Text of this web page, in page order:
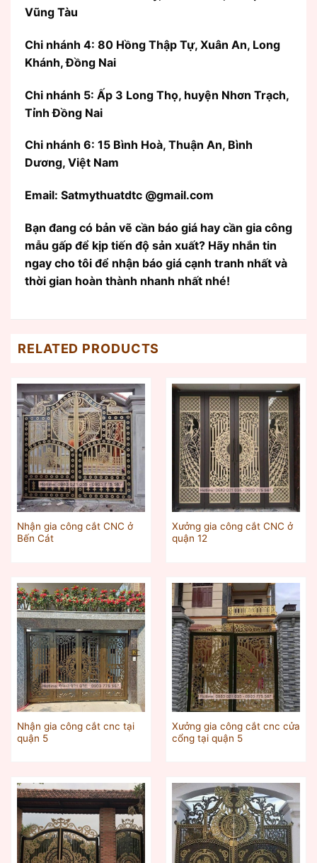
Vũng Tàu
Chi nhánh 4: 80 Hồng Thập Tự, Xuân An, Long
Khánh, Đồng Nai
Chi nhánh 5: Ấp 3 Long Thọ, huyện Nhơn Trạch,
Tỉnh Đồng Nai
Chi nhánh 6: 15 Bình Hoà, Thuận An, Bình
Dương, Việt Nam
Email: Satmythuatdtc @gmail.com
Bạn đang có bản vẽ cần báo giá hay cần gia công
mẫu gấp để kịp tiến độ sản xuất? Hãy nhắn tin
ngay cho tôi để nhận báo giá cạnh tranh nhất và
thời gian hoàn thành nhanh nhất nhé!
RELATED PRODUCTS
Nhận gia công cắt CNC ở
Bến Cát
Xưởng gia công cắt CNC ở
quận 12
Nhận gia công cắt cnc tại
quận 5
Xưởng gia công cắt cnc cửa
cổng tại quận 5